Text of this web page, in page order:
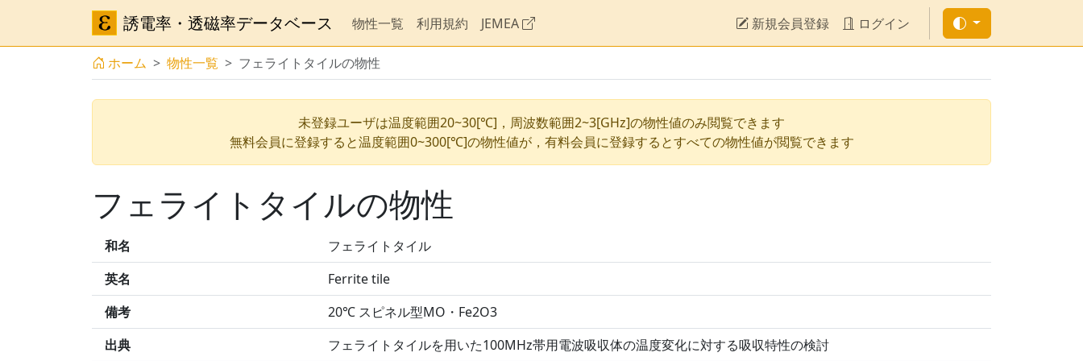
誘電率・透磁率データベース 物性一覧 利用規約 JEMEA 新規会員登録 ログイン
ホーム 物性一覧 フェライトタイルの物性
未登録ユーザは温度範囲20~30[℃]，周波数範囲2~3[GHz]の物性値のみ閲覧できます
無料会員に登録すると温度範囲0~300[℃]の物性値が，有料会員に登録するとすべての物性値が閲覧できます
フェライトタイルの物性
和名
フェライトタイル
英名
Ferrite tile
備考
20℃ スピネル型MO・Fe2O3
出典
フェライトタイルを用いた100MHz帯用電波吸収体の温度変化に対する吸収特性の検討